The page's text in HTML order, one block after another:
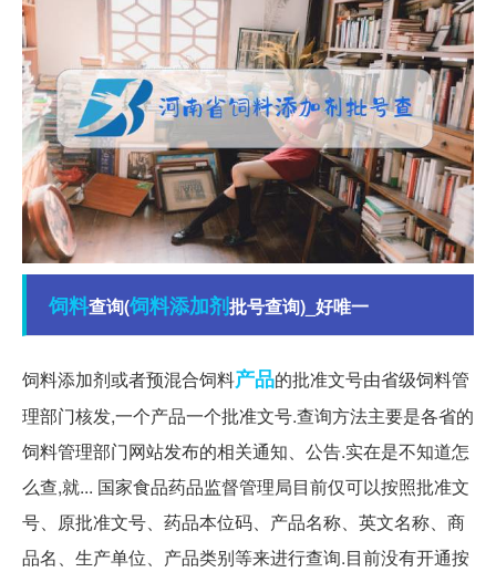
饲料查询(饲料添加剂批号查询)_好唯一
饲料添加剂或者预混合饲料产品的批准文号由省级饲料管
理部门核发,一个产品一个批准文号.查询方法主要是各省的
饲料管理部门网站发布的相关通知、公告.实在是不知道怎
么查,就... 国家食品药品监督管理局目前仅可以按照批准文
号、原批准文号、药品本位码、产品名称、英文名称、商
品名、生产单位、产品类别等来进行查询.目前没有开通按